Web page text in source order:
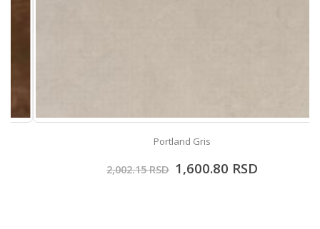
Portland Gris
2,002.15RSD 1,600.80RSD